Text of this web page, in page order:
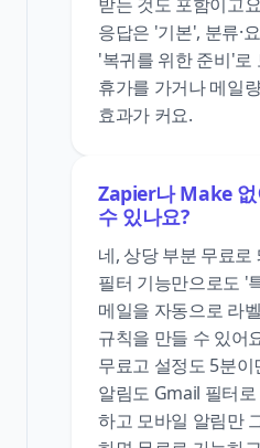
응답은 '기본', 분류·
'복귀를 위한 준비'로
휴가를 가거나 메일
효과가 커요.
Zapier나 Make
수 있나요?
네, 상당 부분 무료로
필터 기능만으로도 '
메일을 자동으로 라
규칙을 만들 수 있어
무료고 설정도 5분이
알림도 Gmail 필터
하고 모바일 알림만